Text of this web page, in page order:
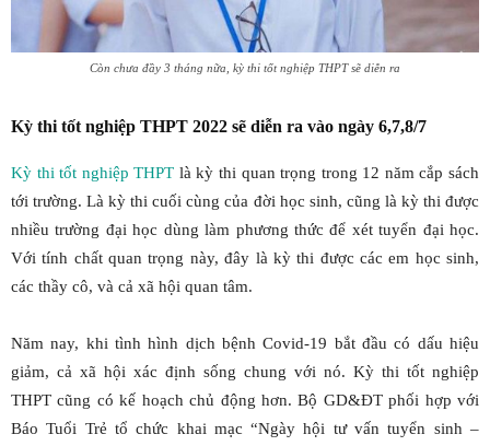
Còn chưa đầy 3 tháng nữa, kỳ thi tốt nghiệp THPT sẽ diễn ra
Kỳ thi tốt nghiệp THPT 2022 sẽ diễn ra vào ngày 6,7,8/7
Kỳ thi tốt nghiệp THPT là kỳ thi quan trọng trong 12 năm cắp sách
tới trường. Là kỳ thi cuối cùng của đời học sinh, cũng là kỳ thi được
nhiều trường đại học dùng làm phương thức để xét tuyển đại học.
Với tính chất quan trọng này, đây là kỳ thi được các em học sinh,
các thầy cô, và cả xã hội quan tâm.
Năm nay, khi tình hình dịch bệnh Covid-19 bắt đầu có dấu hiệu
giảm, cả xã hội xác định sống chung với nó. Kỳ thi tốt nghiệp
THPT cũng có kế hoạch chủ động hơn. Bộ GD&ĐT phối hợp với
Báo Tuổi Trẻ tổ chức khai mạc “Ngày hội tư vấn tuyển sinh –